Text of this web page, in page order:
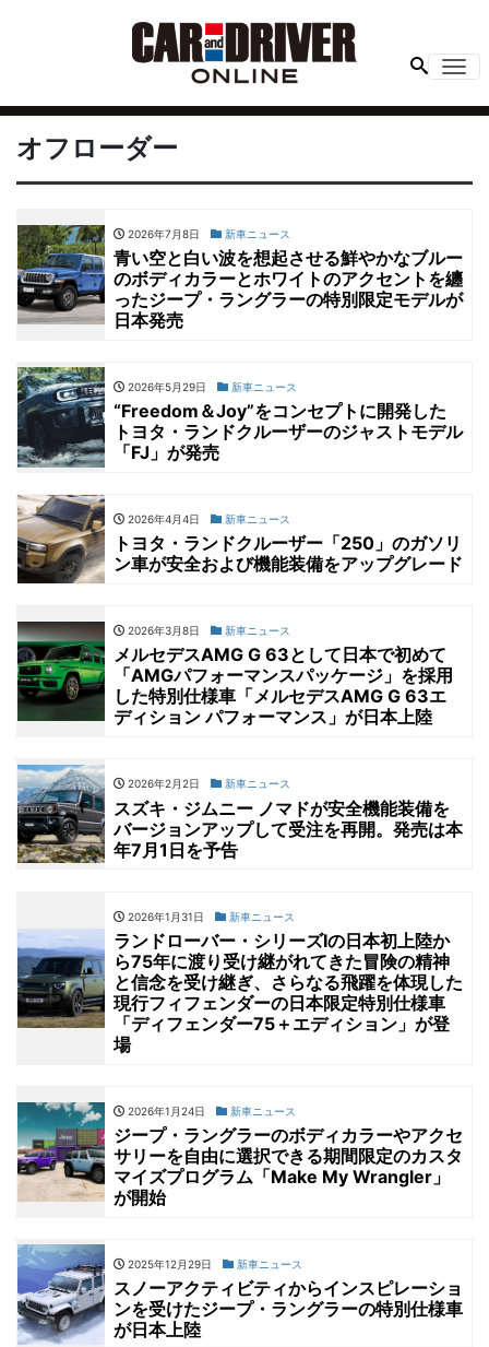
オフローダー
2026年7月8日 新車ニュース
青い空と白い波を想起させる鮮やかなブルー
のボディカラーとホワイトのアクセントを纏
ったジープ・ラングラーの特別限定モデルが
日本発売
2026年5月29日 新車ニュース
“Freedom＆Joy”をコンセプトに開発した
トヨタ・ランドクルーザーのジャストモデル
「FJ」が発売
2026年4月4日 新車ニュース
トヨタ・ランドクルーザー「250」のガソリ
ン車が安全および機能装備をアップグレード
2026年3月8日 新車ニュース
メルセデスAMG G 63として日本で初めて
「AMGパフォーマンスパッケージ」を採用
した特別仕様車「メルセデスAMG G 63エ
ディション パフォーマンス」が日本上陸
2026年2月2日 新車ニュース
スズキ・ジムニー ノマドが安全機能装備を
バージョンアップして受注を再開。発売は本
年7月1日を予告
2026年1月31日 新車ニュース
ランドローバー・シリーズⅠの日本初上陸か
ら75年に渡り受け継がれてきた冒険の精神
と信念を受け継ぎ、さらなる飛躍を体現した
現行フィフェンダーの日本限定特別仕様車
「ディフェンダー75＋エディション」が登
場
2026年1月24日 新車ニュース
ジープ・ラングラーのボディカラーやアクセ
サリーを自由に選択できる期間限定のカスタ
マイズプログラム「Make My Wrangler」
が開始
2025年12月29日 新車ニュース
スノーアクティビティからインスピレーショ
ンを受けたジープ・ラングラーの特別仕様車
が日本上陸